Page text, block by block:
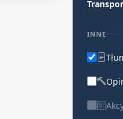
INNE